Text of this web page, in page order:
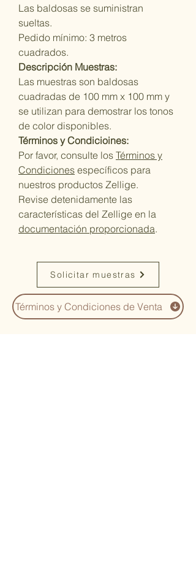
Las baldosas se suministran
sueltas.
Pedido mínimo: 3 metros
cuadrados.
Descripción Muestras:
Las muestras son baldosas
cuadradas de 100 mm x 100 mm y
se utilizan para demostrar los tonos
de color disponibles.
Términos y Condicioines:
Por favor, consulte los Términos y
Condiciones específicos para
nuestros productos Zellige.
Revise detenidamente las
características del Zellige en la
documentación proporcionada.
Solicitar muestras
Términos y Condiciones de Venta